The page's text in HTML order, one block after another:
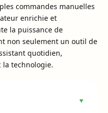
commandes manuelles
enrichie et
la puissance de
non seulement un outil de
quotidien,
la technologie.